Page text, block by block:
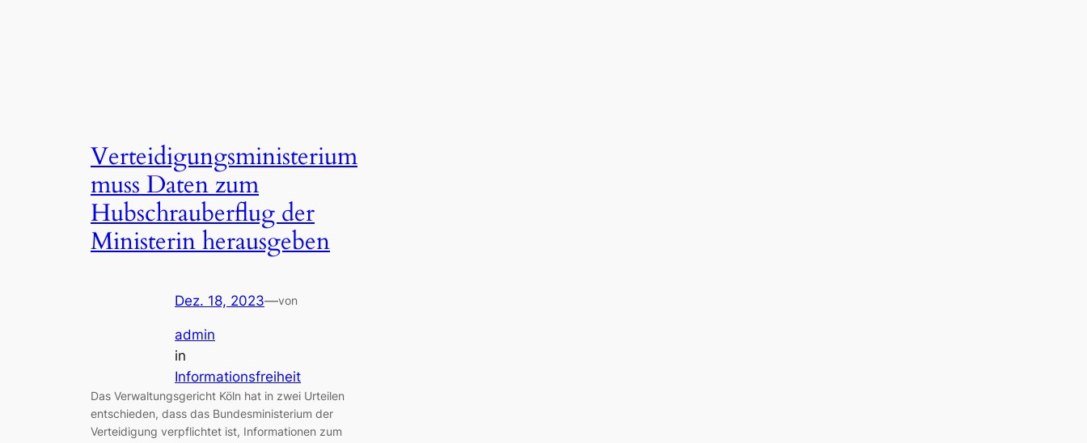
Verteidigungsministerium
muss Daten zum
Hubschrauberflug der
Ministerin herausgeben
Dez. 18, 2023—von
admin
in
Informationsfreiheit
Das Verwaltungsgericht Köln hat in zwei Urteilen
entschieden, dass das Bundesministerium der
Verteidigung verpflichtet ist, Informationen zum